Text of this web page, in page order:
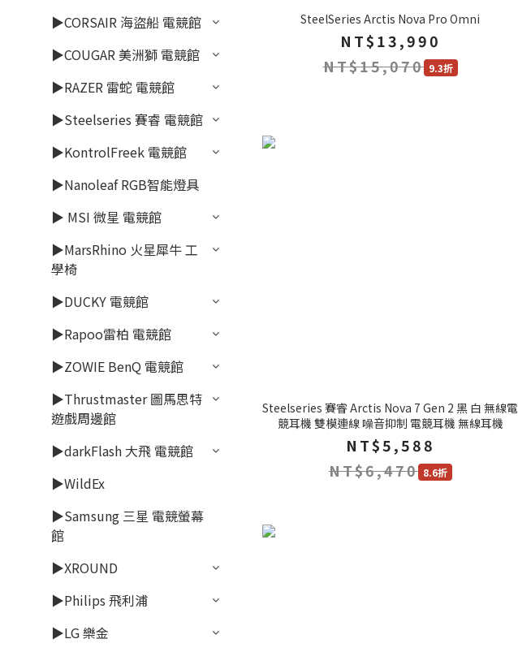
▶CORSAIR 海盜船 電競館
▶COUGAR 美洲獅 電競館
▶RAZER 雷蛇 電競館
▶Steelseries 賽睿 電競館
▶KontrolFreek 電競館
▶Nanoleaf RGB智能燈具
▶ MSI 微星 電競館
▶MarsRhino 火星犀牛 工
學椅
▶DUCKY 電競館
▶Rapoo雷柏 電競館
▶ZOWIE BenQ 電競館
▶Thrustmaster 圖馬思特
遊戲周邊館
▶darkFlash 大飛 電競館
▶WildEx
▶Samsung 三星 電競螢幕
館
▶XROUND
▶Philips 飛利浦
▶LG 樂金
SteelSeries Arctis Nova Pro Omni
NT$13,990
NT$15,070 9.3折
Steelseries 賽睿 Arctis Nova 7 Gen 2 黑 白 無線電
競耳機 雙模連線 噪音抑制 電競耳機 無線耳機
NT$5,588
NT$6,470 8.6折